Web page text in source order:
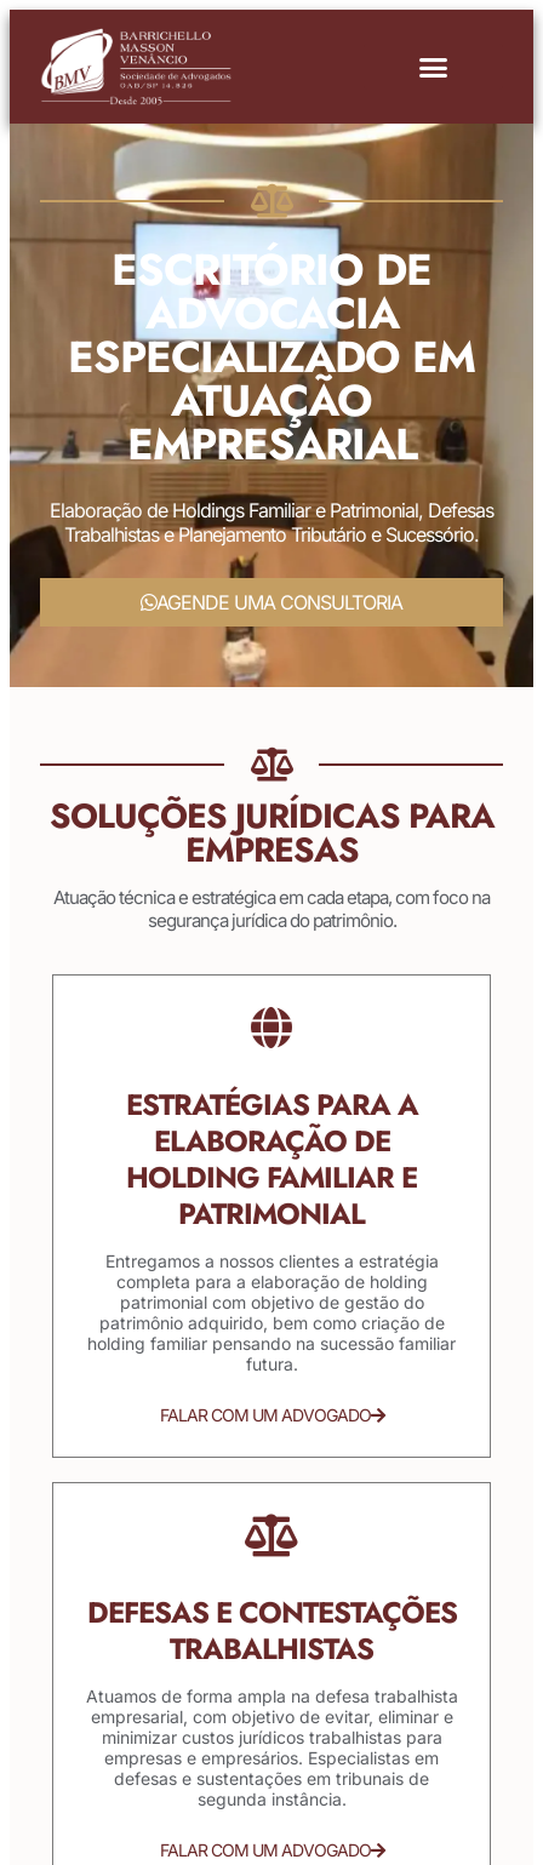
ESCRITÓRIO DE
ADVOCACIA
ESPECIALIZADO EM
ATUAÇÃO
EMPRESARIAL
Elaboração de Holdings Familiar e Patrimonial, Defesas
Trabalhistas e Planejamento Tributário e Sucessório.
AGENDE UMA CONSULTORIA
SOLUÇÕES JURÍDICAS PARA
EMPRESAS
Atuação técnica e estratégica em cada etapa, com foco na
segurança jurídica do patrimônio.
ESTRATÉGIAS PARA A
ELABORAÇÃO DE
HOLDING FAMILIAR E
PATRIMONIAL
Entregamos a nossos clientes a estratégia
completa para a elaboração de holding
patrimonial com objetivo de gestão do
patrimônio adquirido, bem como criação de
holding familiar pensando na sucessão familiar
futura.
FALAR COM UM ADVOGADO
DEFESAS E CONTESTAÇÕES
TRABALHISTAS
Atuamos de forma ampla na defesa trabalhista
empresarial, com objetivo de evitar, eliminar e
minimizar custos jurídicos trabalhistas para
empresas e empresários. Especialistas em
defesas e sustentações em tribunais de
segunda instância.
FALAR COM UM ADVOGADO